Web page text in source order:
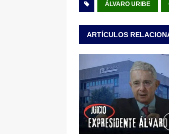
ÁLVARO URIBE
ARTÍCULOS